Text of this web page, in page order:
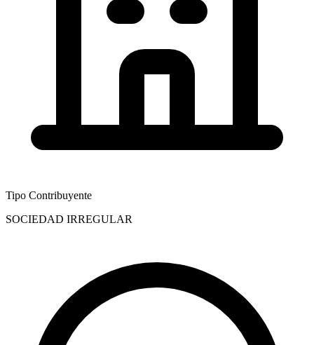
Tipo Contribuyente
SOCIEDAD IRREGULAR